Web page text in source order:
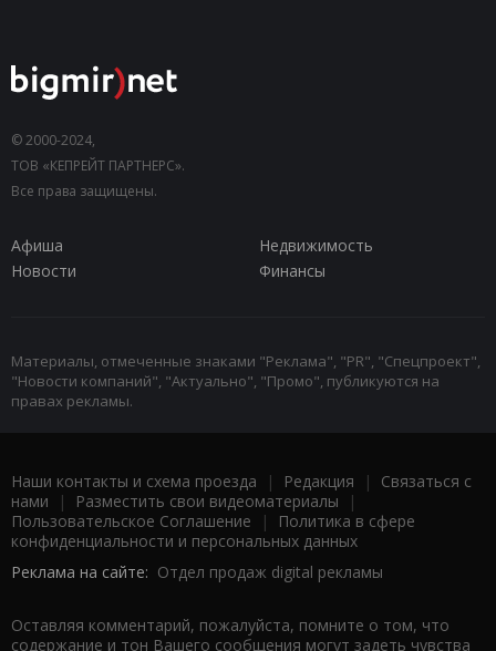
© 2000-2024,
ТОВ «КЕПРЕЙТ ПАРТНЕРС».
Все права защищены.
Афиша
Недвижимость
Новости
Финансы
Материалы, отмеченные знаками "Реклама", "PR", "Спецпроект",
"Новости компаний", "Актуально", "Промо", публикуются на
правах рекламы.
Наши контакты и схема проезда | Редакция | Связаться с
нами | Разместить свои видеоматериалы |
Пользовательское Соглашение |
Политика в сфере
конфиденциальности и персональных данных
Реклама на сайте: Отдел продаж digital рекламы
Оставляя комментарий, пожалуйста, помните о том, что
содержание и тон Вашего сообщения могут задеть чувства